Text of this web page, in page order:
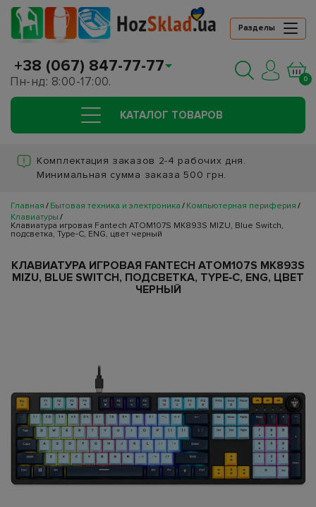
Разделы
+38 (067) 847-77-77
Пн-нд: 8:00-17:00. 0
КАТАЛОГ ТОВАРОВ
Комплектация заказов 2-4 рабочих дня.
Минимальная сумма заказа 500 грн.
Главная Бытовая техника и электроника
Компьютерная периферия
Клавиатуры
Клавиатура игровая Fantech ATOM107S MK893S MIZU, Blue Switch,
подсветка, Type‑C, ENG, цвет черный
КЛАВИАТУРА ИГРОВАЯ FANTECH ATOM107S MK893S
MIZU, BLUE SWITCH, ПОДСВЕТКА, TYPE‑C, ENG, ЦВЕТ
ЧЕРНЫЙ